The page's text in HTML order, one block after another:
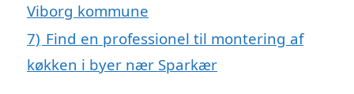
Viborg kommune
7) Find en professionel til montering af
køkken i byer nær Sparkær